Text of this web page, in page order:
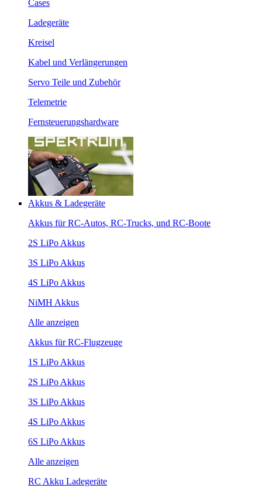
Cases
Ladegeräte
Kreisel
Kabel und Verlängerungen
Servo Teile und Zubehör
Telemetrie
Fernsteuerungshardware
Akkus & Ladegeräte
Akkus für RC-Autos, RC-Trucks, und RC-Boote
2S LiPo Akkus
3S LiPo Akkus
4S LiPo Akkus
NiMH Akkus
Alle anzeigen
Akkus für RC-Flugzeuge
1S LiPo Akkus
2S LiPo Akkus
3S LiPo Akkus
4S LiPo Akkus
6S LiPo Akkus
Alle anzeigen
RC Akku Ladegeräte